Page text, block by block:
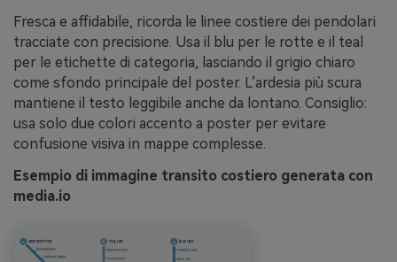
Fresca e affidabile, ricorda le linee costiere dei pendolari
tracciate con precisione. Usa il blu per le rotte e il teal
per le etichette di categoria, lasciando il grigio chiaro
come sfondo principale del poster. L’ardesia più scura
mantiene il testo leggibile anche da lontano. Consiglio:
usa solo due colori accento a poster per evitare
confusione visiva in mappe complesse.
Esempio di immagine transito costiero generata con
media.io